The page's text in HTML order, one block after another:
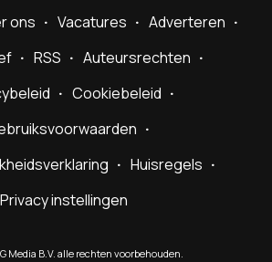
ons Vacatures
Adverteren
RSS
Auteursrechten
Cookiebeleid
Huisregels
Privacy instellingen
Media B.V. alle rechten voorbehouden.